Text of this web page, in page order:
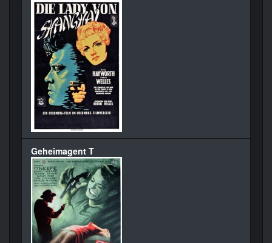
Geheimagent T